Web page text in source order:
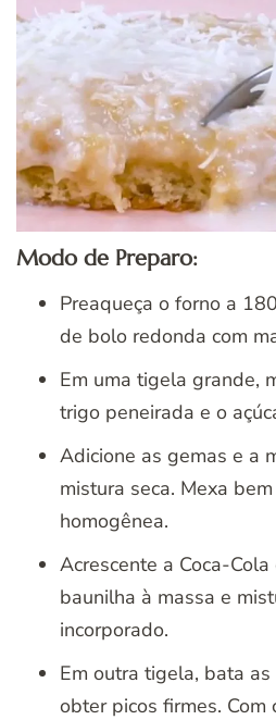
Modo de Preparo:
Preaqueça o forno a
de bolo redonda com
Em uma tigela grande,
trigo peneirada e o
Adicione as gemas e a
mistura seca. Mexa
homogênea.
Acrescente a Coca-
baunilha à massa e
incorporado.
Em outra tigela, bata
obter picos firmes. Com